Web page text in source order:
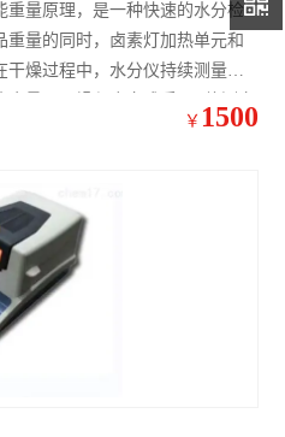
重量原理，是一种快速的水分检
量的同时，卤素灯加热单元和
燥过程中，水分仪持续测量并
量，干燥程序完成后，Z终测定
应用于快速测定化工原料，谷
￥ 1500